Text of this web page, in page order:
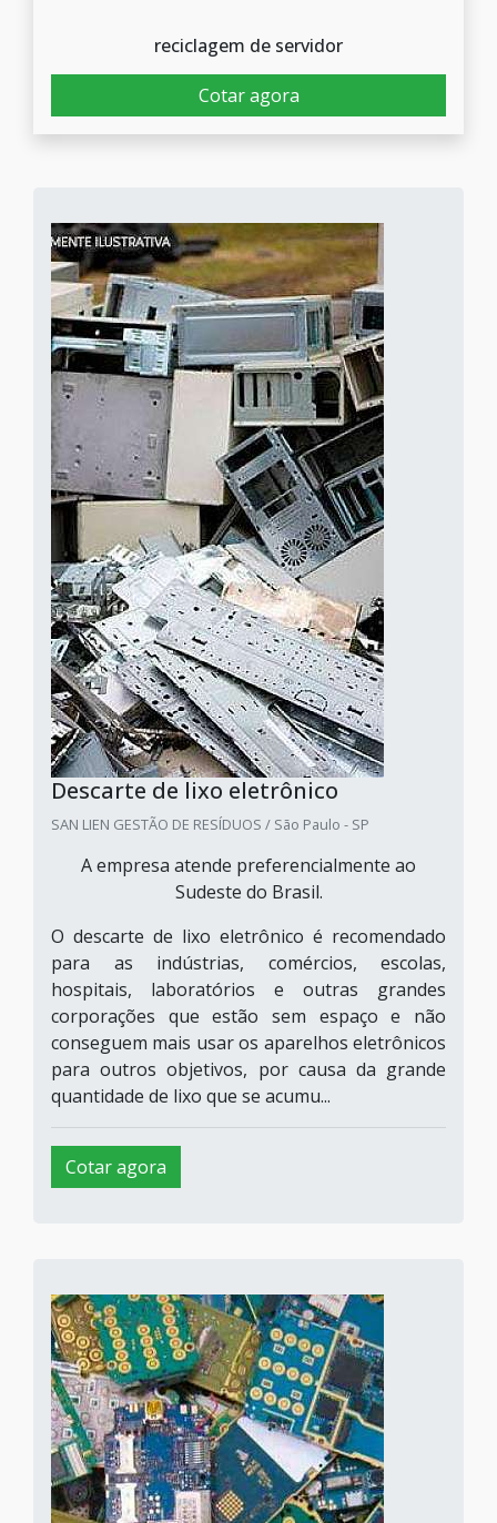
reciclagem de servidor
Cotar agora
Descarte de lixo eletrônico
SAN LIEN GESTÃO DE RESÍDUOS / São Paulo - SP
A empresa atende preferencialmente ao
Sudeste do Brasil.
O descarte de lixo eletrônico é recomendado
para as indústrias, comércios, escolas,
hospitais, laboratórios e outras grandes
corporações que estão sem espaço e não
conseguem mais usar os aparelhos eletrônicos
para outros objetivos, por causa da grande
quantidade de lixo que se acumu...
Cotar agora